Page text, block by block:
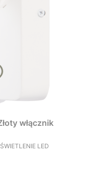
włącznik
LED